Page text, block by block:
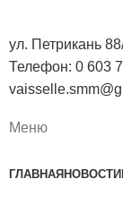
ул. Петрикань
Телефон: 0 603
Меню
ГЛАВНАЯНОВОСТИ